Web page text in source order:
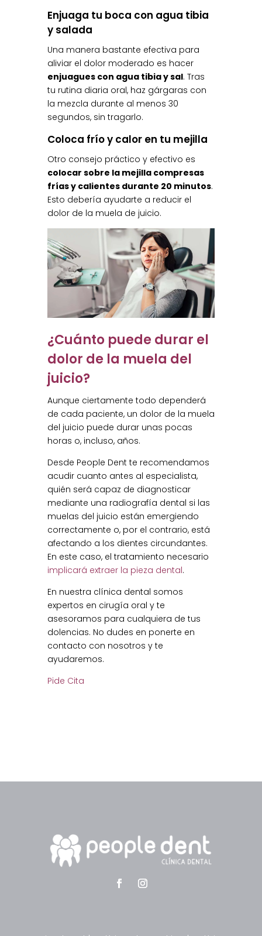
Enjuaga tu boca con agua tibia
y salada
Una manera bastante efectiva para
aliviar el dolor moderado es hacer
enjuagues con agua tibia y sal. Tras
tu rutina diaria oral, haz gárgaras con
la mezcla durante al menos 30
segundos, sin tragarlo.
Coloca frío y calor en tu mejilla
Otro consejo práctico y efectivo es
colocar sobre la mejilla compresas
frías y calientes durante 20 minutos.
Esto debería ayudarte a reducir el
dolor de la muela de juicio.
¿Cuánto puede durar el
dolor de la muela del
juicio?
Aunque ciertamente todo dependerá
de cada paciente, un dolor de la muela
del juicio puede durar unas pocas
horas o, incluso, años.
Desde People Dent te recomendamos
acudir cuanto antes al especialista,
quién será capaz de diagnosticar
mediante una radiografía dental si las
muelas del juicio están emergiendo
correctamente o, por el contrario, está
afectando a los dientes circundantes.
En este caso, el tratamiento necesario
implicará extraer la pieza dental.
En nuestra clínica dental somos
expertos en cirugía oral y te
asesoramos para cualquiera de tus
dolencias. No dudes en ponerte en
contacto con nosotros y te
ayudaremos.
Pide Cita